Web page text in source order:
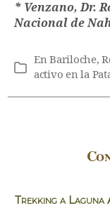
* Venzano, Dr.
Nacional de
Categorías
EnBariloche,
activo en la
Trekking a Laguna